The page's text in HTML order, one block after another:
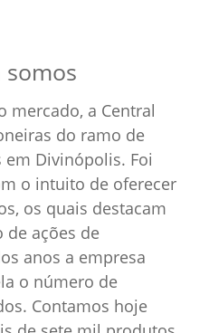
somos
mercado, a Central
do ramo de
Divinópolis. Foi
o intuito de oferecer
os quais destacam
de ações de
anos a empresa
o número de
Contamos hoje